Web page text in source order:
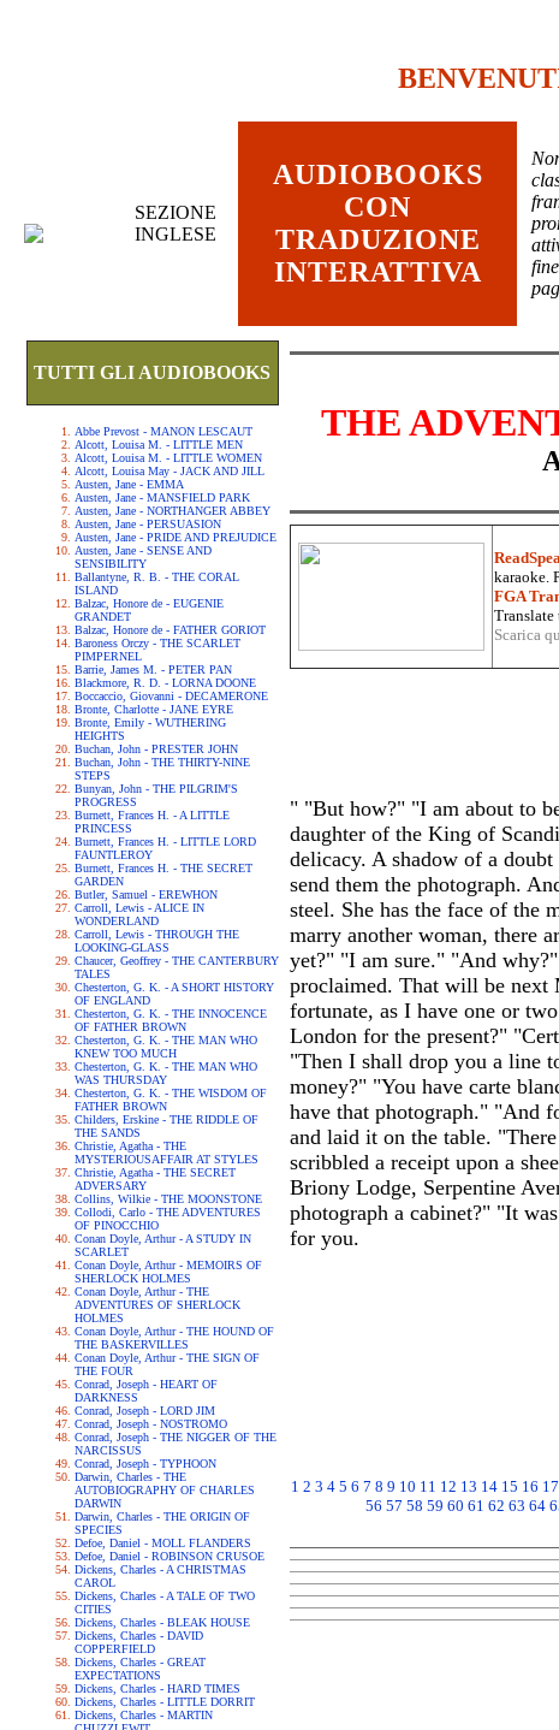
SEZIONE
INGLESE
AUDIOBOOKS
CON
TRADUZIONE
INTERATTIVA
TUTTI GLI AUDIOBOOKS
Abbe Prevost - MANON LESCAUT
Alcott, Louisa M. - LITTLE MEN
Alcott, Louisa M. - LITTLE WOMEN
Alcott, Louisa May - JACK AND JILL
Austen, Jane - EMMA
Austen, Jane - MANSFIELD PARK
Austen, Jane - NORTHANGER ABBEY
Austen, Jane - PERSUASION
Austen, Jane - PRIDE AND PREJUDICE
Austen, Jane - SENSE AND
SENSIBILITY
Ballantyne, R. B. - THE CORAL
ISLAND
Balzac, Honore de - EUGENIE
GRANDET
Balzac, Honore de - FATHER GORIOT
Baroness Orczy - THE SCARLET
PIMPERNEL
Barrie, James M. - PETER PAN
Blackmore, R. D. - LORNA DOONE
Boccaccio, Giovanni - DECAMERONE
Bronte, Charlotte - JANE EYRE
Bronte, Emily - WUTHERING
HEIGHTS
Buchan, John - PRESTER JOHN
Buchan, John - THE THIRTY-NINE
STEPS
Bunyan, John - THE PILGRIM'S
PROGRESS
Burnett, Frances H. - A LITTLE
PRINCESS
Burnett, Frances H. - LITTLE LORD
FAUNTLEROY
Burnett, Frances H. - THE SECRET
GARDEN
Butler, Samuel - EREWHON
Carroll, Lewis - ALICE IN
WONDERLAND
Carroll, Lewis - THROUGH THE
LOOKING-GLASS
Chaucer, Geoffrey - THE CANTERBURY
TALES
Chesterton, G. K. - A SHORT HISTORY
OF ENGLAND
Chesterton, G. K. - THE INNOCENCE
OF FATHER BROWN
Chesterton, G. K. - THE MAN WHO
KNEW TOO MUCH
Chesterton, G. K. - THE MAN WHO
WAS THURSDAY
Chesterton, G. K. - THE WISDOM OF
FATHER BROWN
Childers, Erskine - THE RIDDLE OF
THE SANDS
Christie, Agatha - THE
MYSTERIOUSAFFAIR AT STYLES
Christie, Agatha - THE SECRET
ADVERSARY
Collins, Wilkie - THE MOONSTONE
Collodi, Carlo - THE ADVENTURES
OF PINOCCHIO
Conan Doyle, Arthur - A STUDY IN
SCARLET
Conan Doyle, Arthur - MEMOIRS OF
SHERLOCK HOLMES
Conan Doyle, Arthur - THE
ADVENTURES OF SHERLOCK
HOLMES
Conan Doyle, Arthur - THE HOUND OF
THE BASKERVILLES
Conan Doyle, Arthur - THE SIGN OF
THE FOUR
Conrad, Joseph - HEART OF
DARKNESS
Conrad, Joseph - LORD JIM
Conrad, Joseph - NOSTROMO
Conrad, Joseph - THE NIGGER OF THE
NARCISSUS
Conrad, Joseph - TYPHOON
Darwin, Charles - THE
AUTOBIOGRAPHY OF CHARLES
DARWIN
Darwin, Charles - THE ORIGIN OF
SPECIES
Defoe, Daniel - MOLL FLANDERS
Defoe, Daniel - ROBINSON CRUSOE
Dickens, Charles - A CHRISTMAS
CAROL
Dickens, Charles - A TALE OF TWO
CITIES
Dickens, Charles - BLEAK HOUSE
Dickens, Charles - DAVID
COPPERFIELD
Dickens, Charles - GREAT
EXPECTATIONS
Dickens, Charles - HARD TIMES
Dickens, Charles - LITTLE DORRIT
Dickens, Charles - MARTIN
THE
karaoke.
FGA
Translate
Scarica
" "But how?" "I am about to
daughter of the King of
delicacy. A shadow of a
send them the photograph.
steel. She has the face of the
marry another woman, there
yet?" "I am sure." "And
proclaimed. That will be next
fortunate, as I have one or
London for the present?"
"Then I shall drop you a line
money?" "You have carte
have that photograph." "And
and laid it on the table.
scribbled a receipt upon a
Briony Lodge, Serpentine
photograph a cabinet?" "It
for you.
1 2 3 4 5 6 7 8 9 10 11 12 13 14 15 16 17
56 57 58 59 60 61 62 63 64